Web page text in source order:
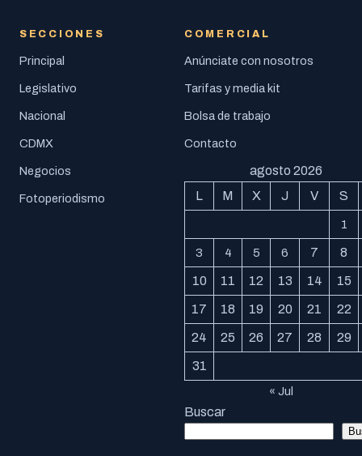
SECCIONES
Principal
Legislativo
Nacional
CDMX
Negocios
Fotoperiodismo
COMERCIAL
Anúnciate con nosotros
Tarifas y media kit
Bolsa de trabajo
Contacto
agosto 2026
L
M X J V S
1
3 4 5 6 7 8
10 11 12 13 14 15
17 18 19 20 21 22
24 25 26 27 28 29
31
« Jul
Buscar